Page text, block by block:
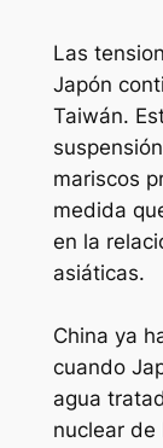
Las
Japón
Taiwán.
mariscos
medida
en la
asiáticas.
China ya
cuando
agua
nuclear de